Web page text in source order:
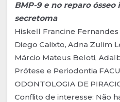
BMP-9 e no reparo
secretoma
Hiskell Francine Fernandes
Diego Calixto, Adna Zulim
Márcio Mateus Beloti,
Prótese e Periodontia
ODONTOLOGIA DE
Conflito de interesse: Não